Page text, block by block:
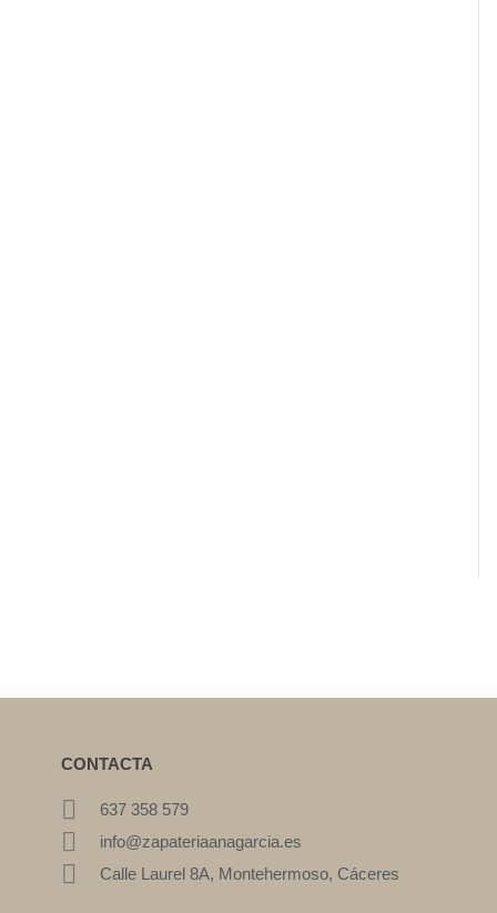
CONTACTA
637 358 579
info@zapateriaanagarcia.es
Calle Laurel 8A, Montehermoso, Cáceres